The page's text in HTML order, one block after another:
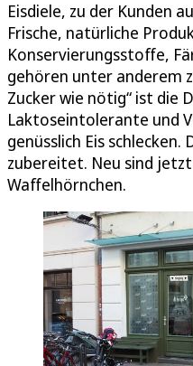
Eisdiele, zu der Kunden
Frische, natürliche
Konservierungsstoffe,
gehören unter anderem
Zucker wie nötig“ ist die
Laktoseintolerante und
genüsslich Eis
zubereitet. Neu sind
Waffelhörnchen.